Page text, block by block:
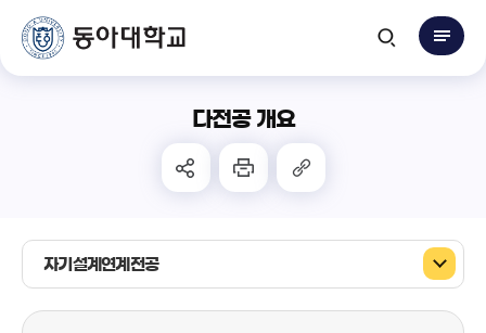
다전공 개요
자기설계연계전공